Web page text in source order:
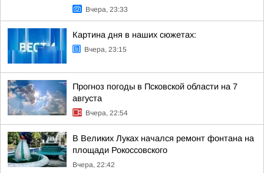
Вчера, 23:33
Картина дня в наших сюжетах:
Вчера, 23:15
Прогноз погоды в Псковской области на 7
августа
Вчера, 22:54
В Великих Луках начался ремонт фонтана на
площади Рокоссовского
Вчера, 22:42